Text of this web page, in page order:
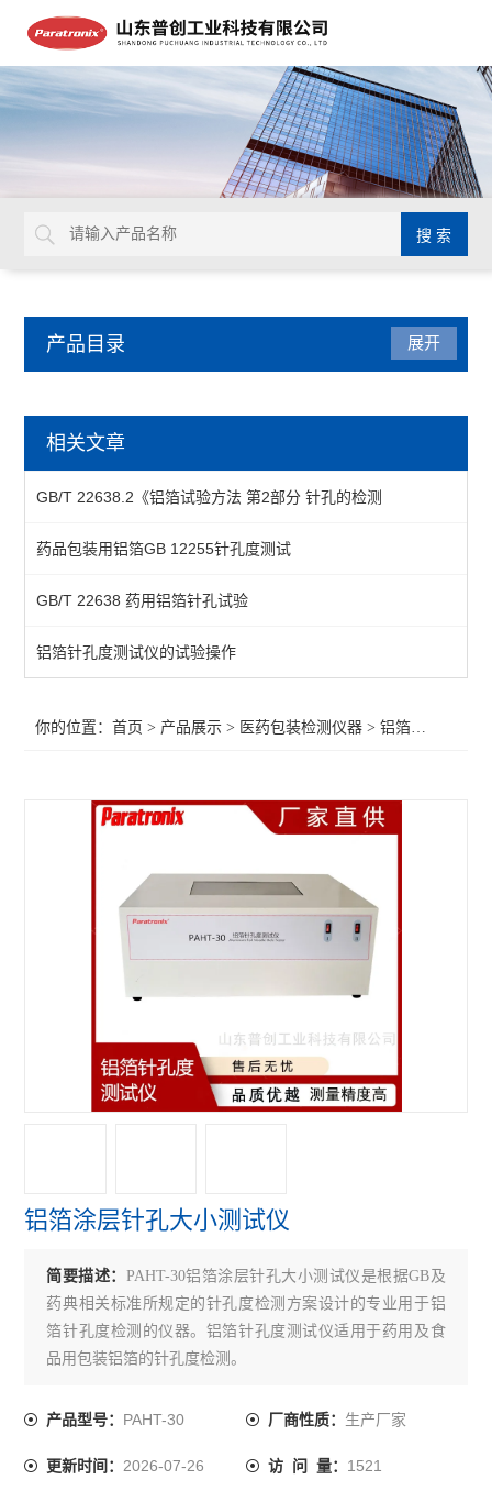
产品目录
牙本质片液压通透装置
染色仪
抗压性测试仪
鲁尔接头
注射器检测仪
预灌封器身密合性测试仪
拉伸强度测试仪
胶塞穿刺力测试仪
耐破强度测试仪
轴偏差（圆跳动）测试仪
安瓿瓶折断力测试仪
偏光应力仪
展开
相关文章
GB/T 22638.2《铝箔试验方法 第2部分 针孔的检测
药品包装用铝箔GB 12255针孔度测试
GB/T 22638 药用铝箔针孔试验
铝箔针孔度测试仪的试验操作
你的位置：首页 > 产品展示 > 医药包装检测仪器 >铝箔针孔度测试仪
铝箔涂层针孔大小测试仪
简要描述： PAHT-30铝箔涂层针孔大小测试仪是根据GB及
药典相关标准所规定的针孔度检测方案设计的专业用于铝
箔针孔度检测的仪器。铝箔针孔度测试仪适用于药用及食
品用包装铝箔的针孔度检测。
产品型号： PAHT-30 厂商性质： 生产厂家
更新时间：2026-07-26 访 问 量： 1521